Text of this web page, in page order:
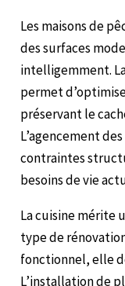
Les maisons de
des surfaces
intelligemment.
permet
préservant le
L’agencement
contraintes
besoins de vie
La cuisine mérite
type de
fonctionnel, elle
L’installation de